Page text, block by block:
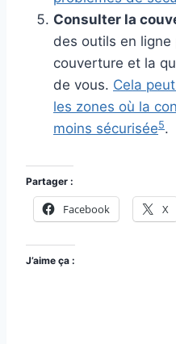
Consulter la
des outils en ligne
couverture et la
de vous. Cela
les zones où la
moins sécurisée5.
Partager :
Facebook X
J’aime ça :